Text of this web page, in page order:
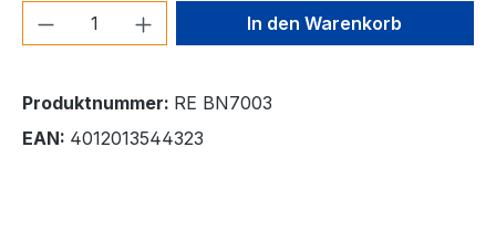
Produkt Anzahl: Gib denIn den Warenkorb
Produktnummer: RE BN7003
EAN: 4012013544323